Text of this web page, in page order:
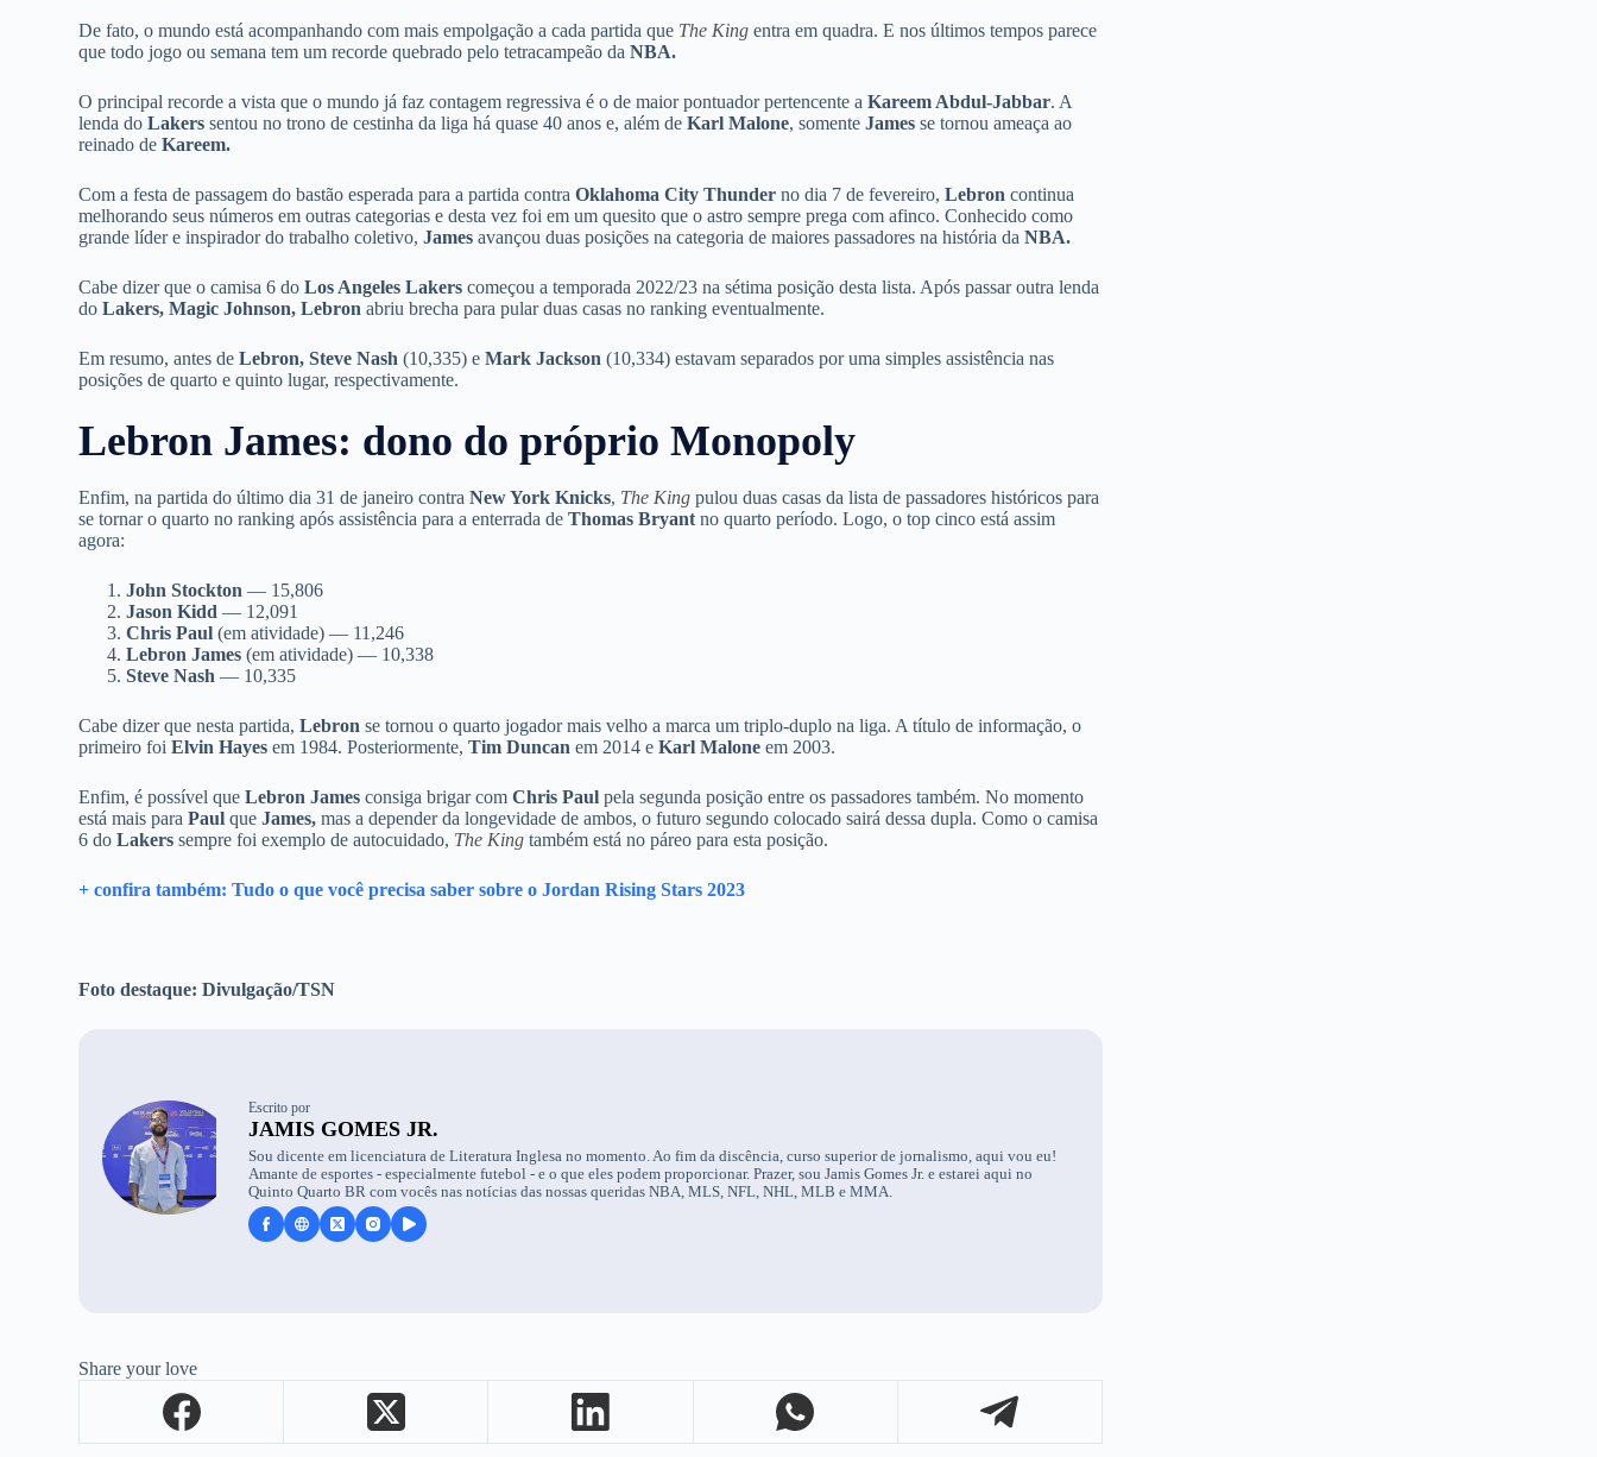
De fato, o mundo está acompanhando com mais empolgação a cada partida que The King entra em quadra. E nos últimos tempos parece
que todo jogo ou semana tem um recorde quebrado pelo tetracampeão daNBA.
O principal recorde a vista que o mundo já faz contagem regressiva é o de maior pontuador pertencente aKareem Abdul-Jabbar. A
lenda doLakers sentou no trono de cestinha da liga há quase 40 anos e, além deKarl Malone, somenteJames se tornou ameaça ao
reinado deKareem.
Com a festa de passagem do bastão esperada para a partida contraOklahoma City Thunder no dia 7 de fevereiro,Lebron continua
melhorando seus números em outras categorias e desta vez foi em um quesito que o astro sempre prega com afinco. Conhecido como
grande líder e inspirador do trabalho coletivo,James avançou duas posições na categoria de maiores passadores na história daNBA.
Cabe dizer que o camisa 6 doLos Angeles Lakers começou a temporada 2022/23 na sétima posição desta lista. Após passar outra lenda
doLakers, Magic Johnson, Lebron abriu brecha para pular duas casas no ranking eventualmente.
Em resumo, antes deLebron, Steve Nash (10,335) eMark Jackson (10,334) estavam separados por uma simples assistência nas
posições de quarto e quinto lugar, respectivamente.
Lebron James: dono do próprio Monopoly
Enfim, na partida do último dia 31 de janeiro contraNew York Knicks, The King pulou duas casas da lista de passadores históricos para
se tornar o quarto no ranking após assistência para a enterrada deThomas Bryantno quarto período. Logo, o top cinco está assim
agora:
John Stockton — 15,806
Jason Kidd — 12,091
Chris Paul (em atividade) — 11,246
Lebron James(em atividade) — 10,338
Steve Nash — 10,335
Cabe dizer que nesta partida,Lebron se tornou o quarto jogador mais velho a marca um triplo-duplo na liga. A título de informação, o
primeiro foiElvin Hayes em 1984. Posteriormente,Tim Duncan em 2014 eKarl Malone em 2003.
Enfim, é possível queLebron James consiga brigar comChris Paul pela segunda posição entre os passadores também. No momento
está mais paraPaul queJames, mas a depender da longevidade de ambos, o futuro segundo colocado sairá dessa dupla. Como o camisa
6 doLakers sempre foi exemplo de autocuidado, The King também está no páreo para esta posição.
+ confira também: Tudo o que você precisa saber sobre o Jordan Rising Stars 2023
Foto destaque: Divulgação/TSN
Escrito por
JAMIS GOMES JR.
Sou dicente em licenciatura de Literatura Inglesa no momento. Ao fim da discência, curso superior de jornalismo, aqui vou eu!
Amante de esportes - especialmente futebol - e o que eles podem proporcionar. Prazer, sou Jamis Gomes Jr. e estarei aqui no
Quinto Quarto BR com vocês nas notícias das nossas queridas NBA, MLS, NFL, NHL, MLB e MMA.
Share your love